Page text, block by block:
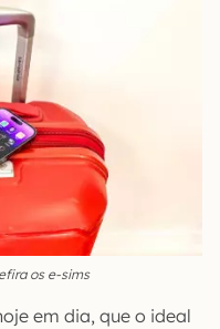
os e-sims
em dia, que o ideal